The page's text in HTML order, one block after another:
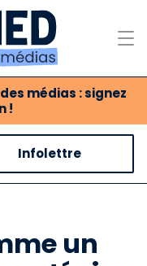
médias : signez
!
médias
Infolettre
un